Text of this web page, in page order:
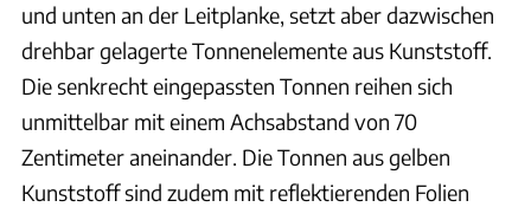
und unten an der Leitplanke, setzt aber dazwischen
drehbar gelagerte Tonnenelemente aus Kunststoff.
Die senkrecht eingepassten Tonnen reihen sich
unmittelbar mit einem Achsabstand von 70
Zentimeter aneinander. Die Tonnen aus gelben
Kunststoff sind zudem mit reflektierenden Folien